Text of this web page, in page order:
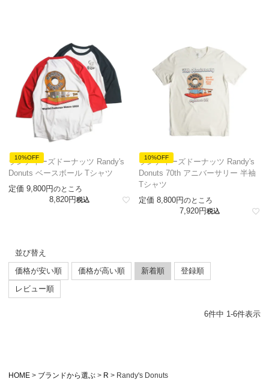
10%OFF
ランディーズドーナッツ Randy's
Donuts ベースボール Tシャツ
定価 9,800 のところ
8,820 税込
10%OFF
ランディーズドーナッツ Randy's
Donuts 70th アニバーサリー 半袖
Tシャツ
定価 8,800 のところ
7,920 税込
並び替え
価格が安い順
価格が高い順 新着順
登録順
レビュー順
6件中 1-6件表示
HOME ブランドから選ぶ R Randy's Donuts